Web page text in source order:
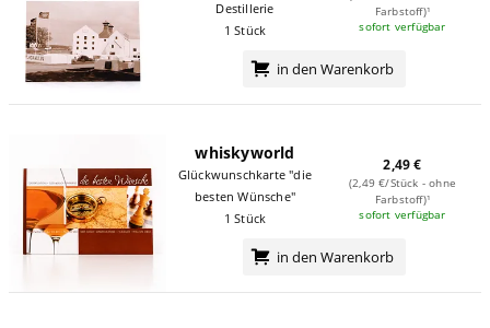
Destillerie
1 Stück
Farbstoff)¹
sofort verfügbar
in den Warenkorb
whiskyworld
Glückwunschkarte "die
besten Wünsche"
1 Stück
2,49 €
(2,49 €/Stück - ohne
Farbstoff)¹
sofort verfügbar
in den Warenkorb